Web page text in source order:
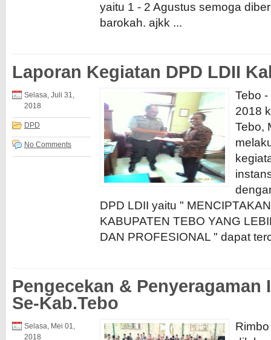
yaitu 1 - 2 Agustus semoga
barokah. ajkk ...
Laporan Kegiatan DPD LDII
Selasa, Juli 31,
2018
DPD
No Comments
Tebo
2018
Tebo,
DPD LDII yaitu "
KABUPATEN TEBO YANG
DAN PROFESIONAL " dapat
Pengecekan & Penyeragaman
Se-Kab.Tebo
Selasa, Mei 01,
2018